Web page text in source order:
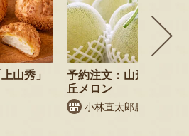
山秀」
予約注文：山形県産 庄
丘メロン
小林直太郎農園